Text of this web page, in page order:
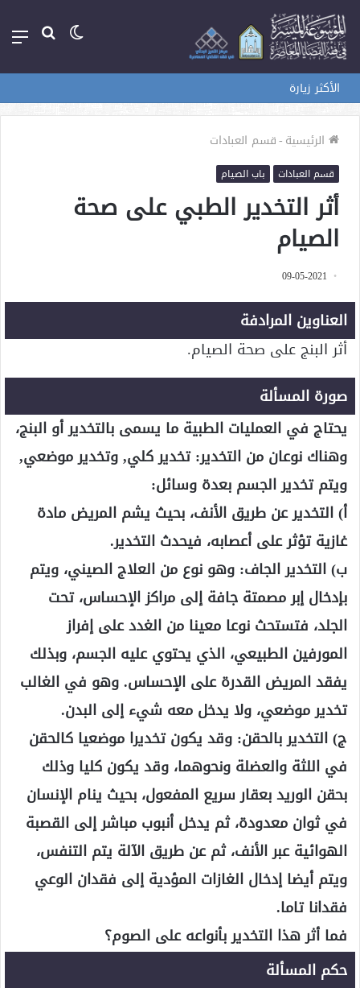
بحث الوضع
الأكثر زيارة
الرئيسية-قسم العبادات
قسم العبادات باب الصيام
أثر التخدير الطبي على صحة
الصيام
09-05-2021
العناوين المرادفة
أثر البنج على صحة الصيام.
صورة المسألة
يحتاج في العمليات الطبية ما يسمى بالتخدير أو البنج،
وهناك نوعان من التخدير: تخدير كلي, وتخدير موضعي,
ويتم تخدير الجسم بعدة وسائل:
أ) التخدير عن طريق الأنف، بحيث يشم المريض مادة
غازية تؤثر على أعصابه، فيحدث التخدير.
ب) التخدير الجاف: وهو نوع من العلاج الصيني، ويتم
بإدخال إبر مصمتة جافة إلى مراكز الإحساس، تحت
الجلد، فتستحث نوعا معينا من الغدد على إفراز
المورفين الطبيعي، الذي يحتوي عليه الجسم، وبذلك
يفقد المريض القدرة على الإحساس. وهو في الغالب
تخدير موضعي، ولا يدخل معه شيء إلى البدن.
ج) التخدير بالحقن: وقد يكون تخديرا موضعيا كالحقن
في اللثة والعضلة ونحوهما، وقد يكون كليا وذلك
بحقن الوريد بعقار سريع المفعول، بحيث ينام الإنسان
في ثوان معدودة، ثم يدخل أنبوب مباشر إلى القصبة
الهوائية عبر الأنف، ثم عن طريق الآلة يتم التنفس،
ويتم أيضا إدخال الغازات المؤدية إلى فقدان الوعي
فقدانا تاما.
فما أثر هذا التخدير بأنواعه على الصوم؟
حكم المسألة